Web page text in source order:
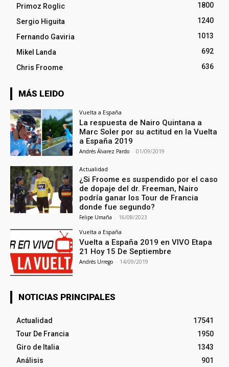
Primoz Roglic
1800
Sergio Higuita
1240
Fernando Gaviria
1013
Mikel Landa
692
Chris Froome
636
MÁS LEIDO
Vuelta a España
La respuesta de Nairo Quintana a
Marc Soler por su actitud en la Vuelta
a España 2019
Andrés Álvarez Pardo - 01/09/2019
Actualidad
¿Si Froome es suspendido por el caso
de dopaje del dr. Freeman, Nairo
podría ganar los Tour de Francia
donde fue segundo?
Felipe Umaña - 16/08/2023
Vuelta a España
Vuelta a España 2019 en VIVO Etapa
21 Hoy 15 De Septiembre
Andrés Urrego - 14/09/2019
NOTICIAS PRINCIPALES
Actualidad
17541
Tour De Francia
1950
Giro de Italia
1343
Análisis
901